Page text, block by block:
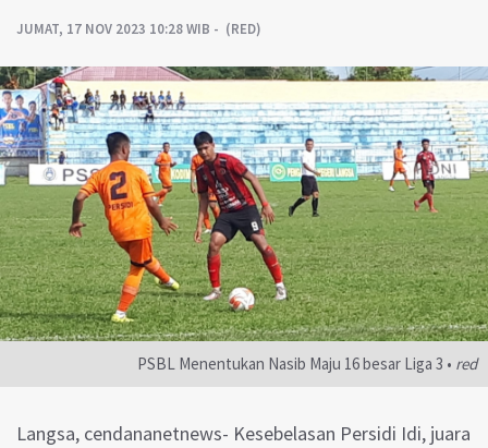
JUMAT, 17 NOV 2023 10:28 WIB (RED)
PSBL Menentukan Nasib Maju 16 besar Liga 3 • red
Langsa, cendananetnews- Kesebelasan Persidi Idi, juara